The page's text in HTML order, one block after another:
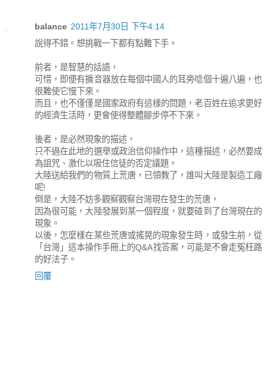
balance 2011年7月30日 下午4:14
說得不錯。想挑戰一下都有點難下手。
前者，是智慧的話語，
可惜，即便有擴音器放在每個中國人的耳旁唸個十遍八遍，也
很難使它慢下來。
而且，也不僅僅是國家政府有這樣的問題，老百姓在追求更好
的經濟生活時，更會使得整體腳步停不下來。
後者，是必然現象的描述，
只不過在此地的選舉或政治信仰操作中，這種描述，必然要成
為詛咒、激化以吸住信徒的否定議題。
大陸送給我們的物質上荒唐，已領教了，誰叫大陸是製造工廠
呢!
倒是，大陸不妨多觀察觀察台灣現在發生的荒唐，
因為很可能，大陸發展到某一個程度，就要碰到了台灣現在的
現象。
以後，怎麼樣在某些荒唐或搖晃的現象發生時，或發生前，從
「台灣」這本操作手冊上的Q&A找答案，可能是不會走冤枉路
的好法子。
回覆